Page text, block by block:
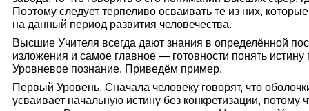
Поэтому следует терпеливо осваивать те из них,
на данный пе­риод развития человечества.
Высшие Учителя всегда дают знания в определён­ной
изложения и самое главное — готовности понять
Уровневое познание. Приведём пример.
Первый Уровень. Сначала человеку говорят, что
усваивает началь­ную истину без конкретизации, потому